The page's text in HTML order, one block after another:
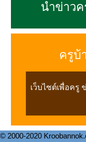
นำข่าว
ครูบ้
เว็บไซต์เพื่อครู
© 2000-2020